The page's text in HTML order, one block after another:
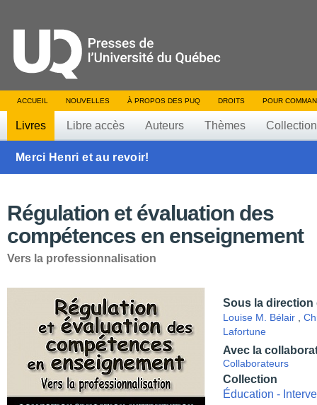
ACCUEIL NOUVELLES À PROPOS DES PUQ DROITS POUR
Livres Libre accès Auteurs Thèmes
Merci Henri et au revoir!
Régulation et évaluation des
compétences en enseignement
Vers la professionnalisation
Sous la direction
Louise M. Bélair
Lafortune
Avec la
Collaborateurs
Collection
Éducation -